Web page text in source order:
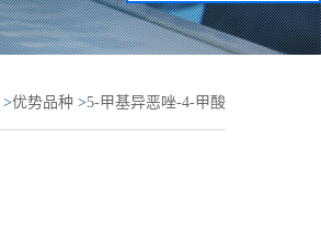
>优势品种 >5-甲基异恶唑-4-甲酸